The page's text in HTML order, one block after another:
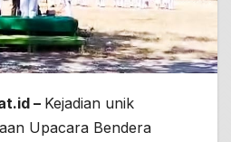
– Kejadian unik
Upacara Bendera